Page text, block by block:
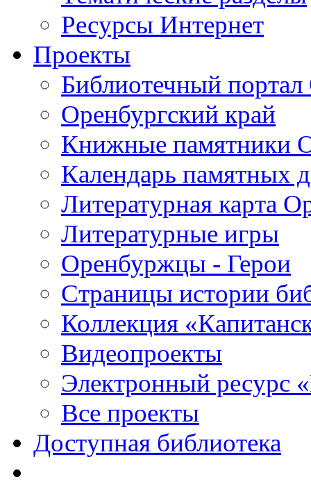
Ресурсы Интернет
Проекты
Библиотечный портал
Оренбургский край
Книжные памятники
Календарь памятных
Литературная карта
Литературные игры
Оренбуржцы - Герои
Страницы истории
Коллекция
Видеопроекты
Электронный ресурс
Все проекты
Доступная библиотека